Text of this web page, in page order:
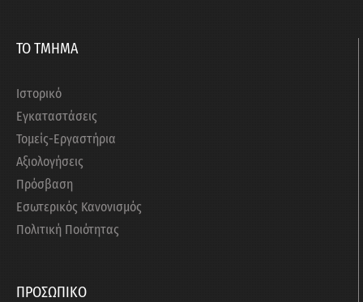
ΤΟ ΤΜΗΜΑ
Ιστορικό
Εγκαταστάσεις
Τομείς-Εργαστήρια
Αξιολογήσεις
Πρόσβαση
Εσωτερικός Κανονισμός
Πολιτική Ποιότητας
ΠΡΟΣΩΠΙΚΟ